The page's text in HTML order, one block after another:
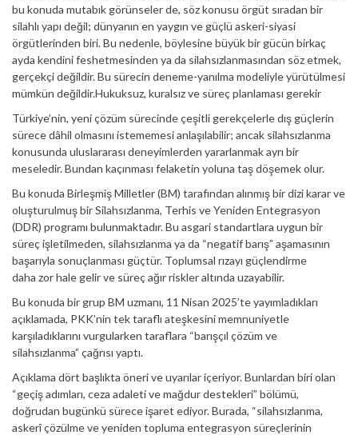
bu konuda mutabık görünseler de, söz konusu örgüt sıradan bir
silahlı yapı değil; dünyanın en yaygın ve güçlü askeri-siyasi
örgütlerinden biri. Bu nedenle, böylesine büyük bir gücün birkaç
ayda kendini feshetmesinden ya da silahsızlanmasından söz etmek,
gerçekçi değildir. Bu sürecin deneme-yanılma modeliyle yürütülmesi
mümkün değildir.Hukuksuz, kuralsız ve süreç planlaması gerekir
Türkiye’nin, yeni çözüm sürecinde çeşitli gerekçelerle dış güçlerin
sürece dâhil olmasını istememesi anlaşılabilir; ancak silahsızlanma
konusunda uluslararası deneyimlerden yararlanmak ayrı bir
meseledir. Bundan kaçınması felaketin yoluna taş döşemek olur.
Bu konuda Birleşmiş Milletler (BM) tarafından alınmış bir dizi karar ve
oluşturulmuş bir Silahsızlanma, Terhis ve Yeniden Entegrasyon
(DDR) programı bulunmaktadır. Bu asgari standartlara uygun bir
süreç işletilmeden, silahsızlanma ya da “negatif barış” aşamasının
başarıyla sonuçlanması güçtür. Toplumsal rızayı güçlendirme
daha zor hale gelir ve süreç ağır riskler altında uzayabilir.
Bu konuda bir grup BM uzmanı, 11 Nisan 2025’te yayımladıkları
açıklamada, PKK’nin tek taraflı ateşkesini memnuniyetle
karşıladıklarını vurgularken taraflara “barışçıl çözüm ve
silahsızlanma” çağrısı yaptı.
Açıklama dört başlıkta öneri ve uyarılar içeriyor. Bunlardan biri olan
“geçiş adımları, ceza adaleti ve mağdur destekleri” bölümü,
doğrudan bugünkü sürece işaret ediyor. Burada, “silahsızlanma,
askerî çözülme ve yeniden topluma entegrasyon süreçlerinin